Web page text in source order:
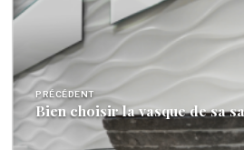
de
l’article
PRÉCÉDENT
Bien choisir la vasque de sa